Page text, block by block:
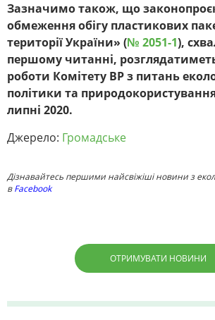
Зазначимо також, що
обмеження обігу пластикових
території України» (№ 2051-1),
першому читанні,
роботи Комітету ВР з питань
політики та
липні 2020.
Джерело: Громадське
Дізнавайтесь першими найсвіжіші новини з
вFacebook
ОТРИМУВАТИ НОВИНИ